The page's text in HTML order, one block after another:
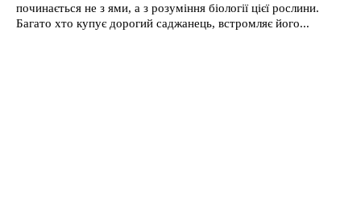
починається не з ями, а з розуміння біології цієї рослини.
Багато хто купує дорогий саджанець, встромляє його...